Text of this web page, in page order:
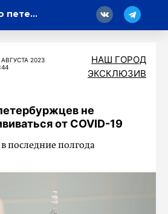
Большинство петербуржцев не планируют прививаться от COVID-19
АВГУСТА 2023
НАШ ГОРОД
ЭКСКЛЮЗИВ
не
от COVID-19
последние полгода